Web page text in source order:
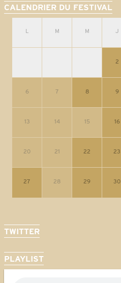
CALENDRIER DU FESTIVAL
L M M J
2
6 7 8 9
13 14 15 16
20 21 22 23
27 28 29 30
TWITTER
PLAYLIST